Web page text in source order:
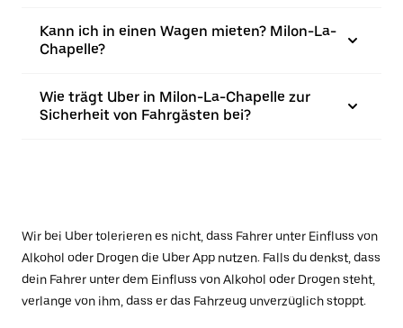
Kann ich in einen Wagen mieten? Milon-La-
Chapelle?
Wie trägt Uber in Milon-La-Chapelle zur
Sicherheit von Fahrgästen bei?
Wir bei Uber tolerieren es nicht, dass Fahrer unter Einfluss von
Alkohol oder Drogen die Uber App nutzen. Falls du denkst, dass
dein Fahrer unter dem Einfluss von Alkohol oder Drogen steht,
verlange von ihm, dass er das Fahrzeug unverzüglich stoppt.